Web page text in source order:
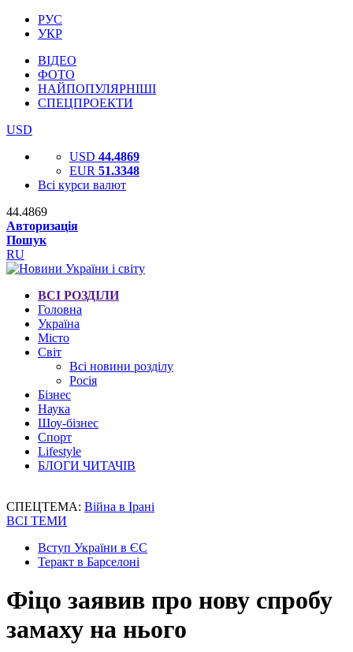
РУС
УКР
ВІДЕО
ФОТО
НАЙПОПУЛЯРНІШІ
СПЕЦПРОЕКТИ
USD
USD 44.4869
EUR 51.3348
Всі курси валют
44.4869
Авторизація
Пошук
RU
ВСІ РОЗДІЛИ
Головна
Україна
Місто
Світ
Всі новини розділу
Росія
Бізнес
Наука
Шоу-бізнес
Спорт
Lifestyle
БЛОГИ ЧИТАЧІВ
СПЕЦТЕМА: Війна в Ірані
ВСІ ТЕМИ
Вступ України в ЄС
Теракт в Барселоні
Фіцо заявив про нову спробу
замаху на нього